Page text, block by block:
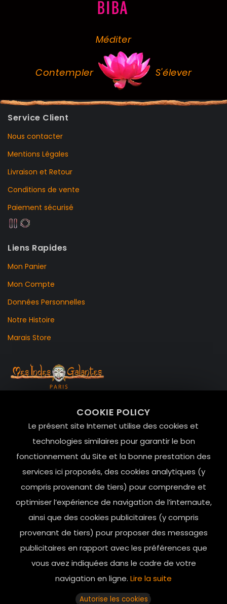
COOKIE POLICY
Le présent site Internet utilise des cookies et
technologies similaires pour garantir le bon
fonctionnement du Site et la bonne prestation des
services ici proposés, des cookies analytiques (y
compris provenant de tiers) pour comprendre et
optimiser l’expérience de navigation de l’internaute,
ainsi que des cookies publicitaires (y compris
provenant de tiers) pour proposer des messages
publicitaires en rapport avec les préférences que
vous avez indiquées dans le cadre de votre
navigation en ligne. Lire la suite
Autorise les cookies
Méditer
Contempler S'élever
Service Client
Nous contacter
Mentions Légales
Livraison et Retour
Conditions de vente
Paiement sécurisé
Liens Rapides
Mon Panier
Mon Compte
Données Personnelles
Notre Histoire
Marais Store
Le Marais, 75004 Paris
contact@mesindesgalantes.com
01.42.72.42.51
Horaires d’ouverture: 11h - 19h30 Du lundi au dimanche